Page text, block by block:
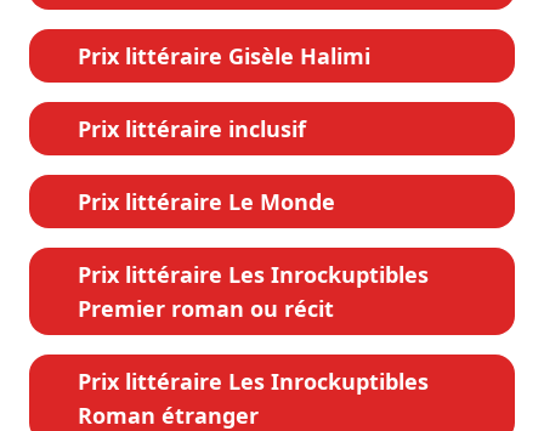
Prix littéraire Gisèle Halimi
Prix littéraire inclusif
Prix littéraire Le Monde
Prix littéraire Les Inrockuptibles
Premier roman ou récit
Prix littéraire Les Inrockuptibles
Roman étranger